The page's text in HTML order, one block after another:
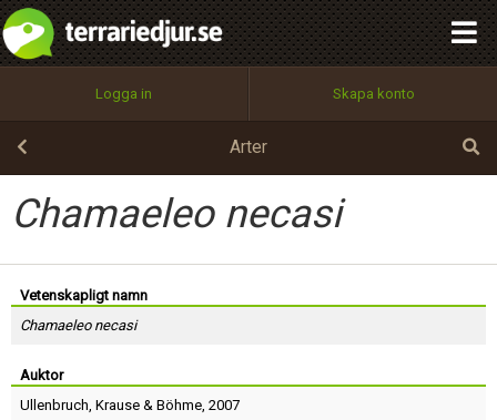
Logga in Skapa konto
Arter
Chamaeleo necasi
Vetenskapligt namn
Chamaeleo necasi
Auktor
Ullenbruch, Krause & Böhme, 2007
Utför
100%
OK
integritetspolicy
Namn:
Epost:
Lösenord:
Begär nytt lösenord
Tillbaka till förstasidan